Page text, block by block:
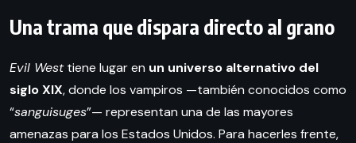
Una trama que dispara directo al grano
Evil Westtiene lugar en un universo alternativo del
siglo XIX, donde los vampiros —también conocidos como
“sanguisuges”— representan una de las mayores
amenazas para los Estados Unidos. Para hacerles frente,